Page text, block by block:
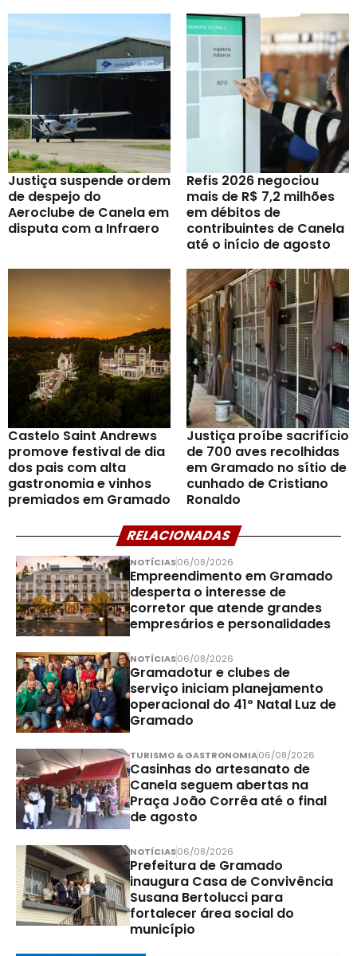
Justiça suspende ordem
de despejo do
Aeroclube de Canela em
disputa com a Infraero
Refis 2026 negociou
mais de R$ 7,2 milhões
em débitos de
contribuintes de Canela
até o início de agosto
Castelo Saint Andrews
promove festival de dia
dos pais com alta
gastronomia e vinhos
premiados em Gramado
Justiça proíbe sacrifício
de 700 aves recolhidas
em Gramado no sítio de
cunhado de Cristiano
Ronaldo
RELACIONADAS
NOTÍCIAS06/08/2026
Empreendimento em Gramado
desperta o interesse de
corretor que atende grandes
empresários e personalidades
NOTÍCIAS06/08/2026
Gramadotur e clubes de
serviço iniciam planejamento
operacional do 41º Natal Luz de
Gramado
TURISMO & GASTRONOMIA06/08/2026
Casinhas do artesanato de
Canela seguem abertas na
Praça João Corrêa até o final
de agosto
NOTÍCIAS06/08/2026
Prefeitura de Gramado
inaugura Casa de Convivência
Susana Bertolucci para
fortalecer área social do
município